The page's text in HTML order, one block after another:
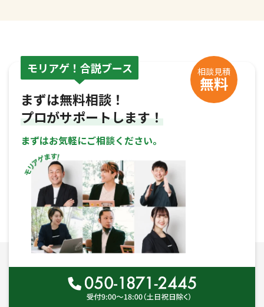
モリアゲ！合説ブース 相談見積
無料
まずは無料相談！
プロがサポートします！
まずはお気軽にご相談ください。